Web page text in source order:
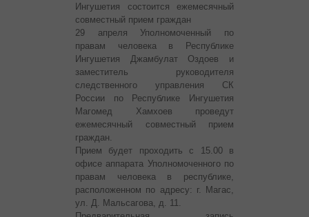
Ингушетия состоится ежемесячный
совместный прием граждан
29 апреля Уполномоченный по
правам человека в Республике
Ингушетия Джамбулат Оздоев и
заместитель руководителя
следственного управления СК
России по Республике Ингушетия
Магомед Хамхоев проведут
ежемесячный совместный прием
граждан.
Прием будет проходить с 15.00 в
офисе аппарата Уполномоченного по
правам человека в республике,
расположенном по адресу: г. Магас,
ул. Д. Мальсагова, д. 11.